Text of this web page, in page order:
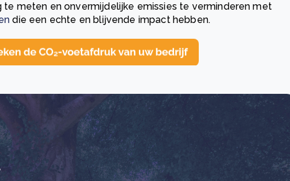
te meten en onvermijdelijke emissies te verminderen met
die een echte en blijvende impact hebben.